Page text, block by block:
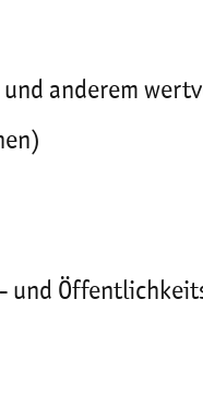
anderem
und